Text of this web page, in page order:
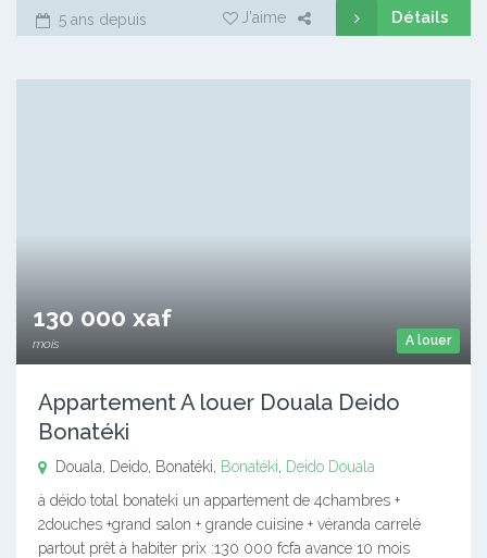
5 ans depuis J'aime Détails
A louer
130 000 xaf
mois
Appartement A louer Douala Deido
Bonatéki
Douala, Deido, Bonatéki, Bonatéki Deido Douala
à déido total bonateki un appartement de 4chambres +
2douches +grand salon + grande cuisine + véranda carrelé
partout prêt à habiter prix :130 000 fcfa avance 10 mois